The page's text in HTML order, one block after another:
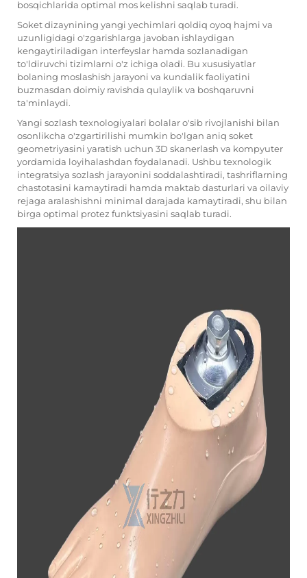
bosqichlarida optimal mos kelishni saqlab turadi.
Soket dizaynining yangi yechimlari qoldiq oyoq hajmi va
uzunligidagi o'zgarishlarga javoban ishlaydigan
kengaytiriladigan interfeyslar hamda sozlanadigan
to'ldiruvchi tizimlarni o'z ichiga oladi. Bu xususiyatlar
bolaning moslashish jarayoni va kundalik faoliyatini
buzmasdan doimiy ravishda qulaylik va boshqaruvni
ta'minlaydi.
Yangi sozlash texnologiyalari bolalar o'sib rivojlanishi bilan
osonlikcha o'zgartirilishi mumkin bo'lgan aniq soket
geometriyasini yaratish uchun 3D skanerlash va kompyuter
yordamida loyihalashdan foydalanadi. Ushbu texnologik
integratsiya sozlash jarayonini soddalashtiradi, tashriflarning
chastotasini kamaytiradi hamda maktab dasturlari va oilaviy
rejaga aralashishni minimal darajada kamaytiradi, shu bilan
birga optimal protez funktsiyasini saqlab turadi.